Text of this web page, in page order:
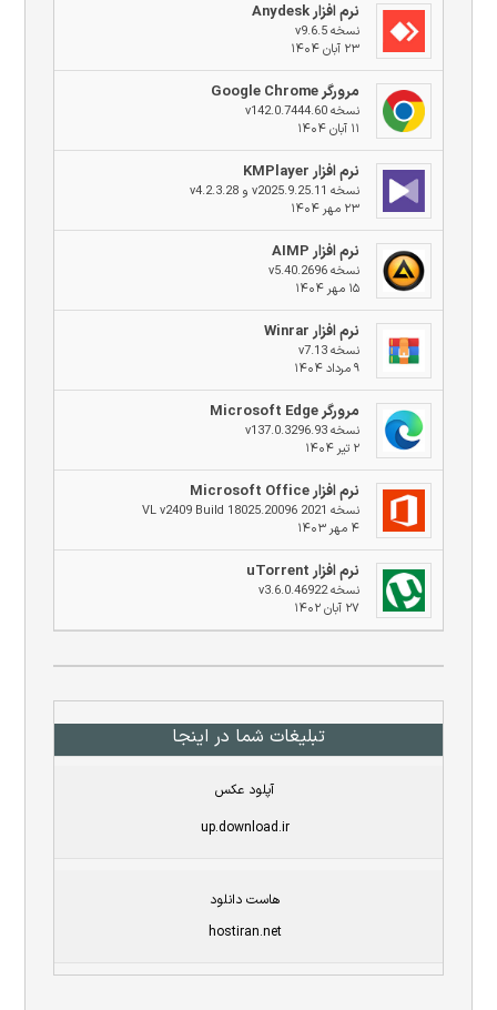
نرم افزار Anydesk
نسخه v9.6.5
۲۳ آبان ۱۴۰۴
مرورگر Google Chrome
نسخه v142.0.7444.60
۱۱ آبان ۱۴۰۴
نرم افزار KMPlayer
نسخه v2025.9.25.11 و v4.2.3.28
۲۳ مهر ۱۴۰۴
نرم افزار AIMP
نسخه v5.40.2696
۱۵ مهر ۱۴۰۴
نرم افزار Winrar
نسخه v7.13
۹ مرداد ۱۴۰۴
مرورگر Microsoft Edge
نسخه v137.0.3296.93
۲ تیر ۱۴۰۴
نرم افزار Microsoft Office
نسخه 2021 VL v2409 Build 18025.20096
۴ مهر ۱۴۰۳
نرم افزار uTorrent
نسخه v3.6.0.46922
۲۷ آبان ۱۴۰۲
تبلیغات شما در اینجا
آپلود عکس
up.download.ir
هاست دانلود
hostiran.net